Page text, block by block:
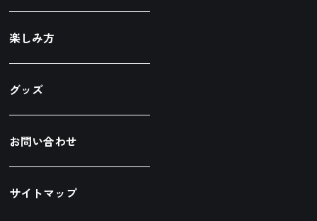
楽しみ方
グッズ
お問い合わせ
サイトマップ